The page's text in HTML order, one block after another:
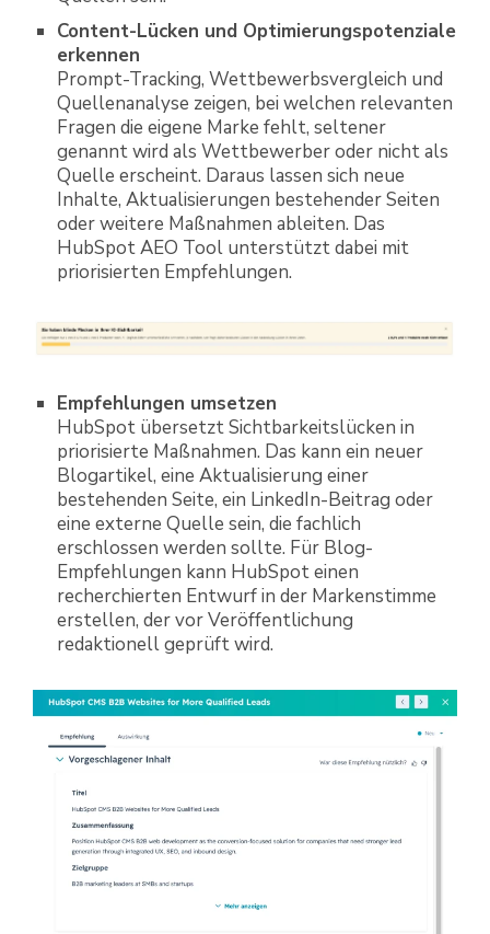
Content-Lücken und Optimierungspotenziale
erkennen
Prompt-Tracking, Wettbewerbsvergleich und
Quellenanalyse zeigen, bei welchen relevanten
Fragen die eigene Marke fehlt, seltener
genannt wird als Wettbewerber oder nicht als
Quelle erscheint. Daraus lassen sich neue
Inhalte, Aktualisierungen bestehender Seiten
oder weitere Maßnahmen ableiten. Das
HubSpot AEO Tool unterstützt dabei mit
priorisierten Empfehlungen.
Empfehlungen umsetzen
HubSpot übersetzt Sichtbarkeitslücken in
priorisierte Maßnahmen. Das kann ein neuer
Blogartikel, eine Aktualisierung einer
bestehenden Seite, ein LinkedIn-Beitrag oder
eine externe Quelle sein, die fachlich
erschlossen werden sollte. Für Blog-
Empfehlungen kann HubSpot einen
recherchierten Entwurf in der Markenstimme
erstellen, der vor Veröffentlichung
redaktionell geprüft wird.